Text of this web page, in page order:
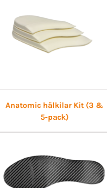
Anatomic hälkilar Kit (3 &
5-pack)